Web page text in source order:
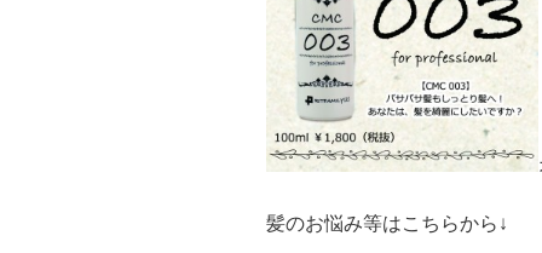
髪のお悩み等はこちらから↓